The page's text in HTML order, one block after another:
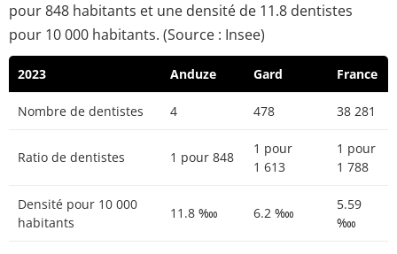
pour 848 habitants et une densité de 11.8 dentistes
pour 10 000 habitants. (Source : Insee)
2023 Anduze Gard France
Nombre de dentistes 4 478 38 281
Ratio de dentistes 1 pour 848
1 pour
1 613
1 pour
1 788
Densité pour 10 000
habitants
11.8 ‱ 6.2 ‱
5.59
‱